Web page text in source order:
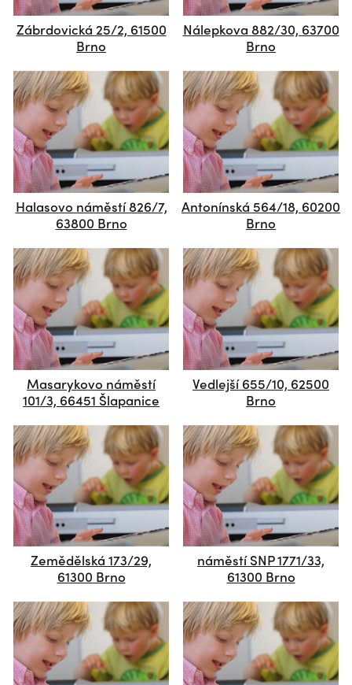
Zábrdovická 25/2, 61500
Brno
Nálepkova 882/30, 63700
Brno
Halasovo náměstí 826/7,
63800 Brno
Antonínská 564/18, 60200
Brno
Masarykovo náměstí
101/3, 66451 Šlapanice
Vedlejší 655/10, 62500
Brno
Zemědělská 173/29,
61300 Brno
náměstí SNP 1771/33,
61300 Brno